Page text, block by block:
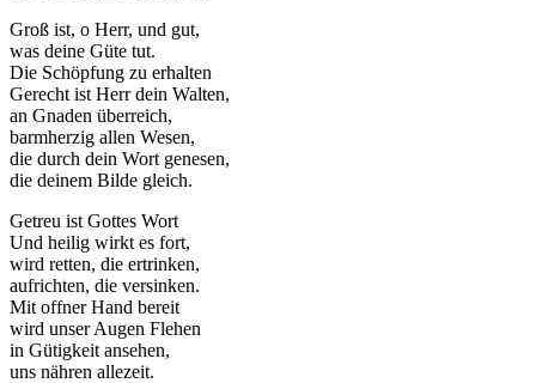
Groß ist, o Herr, und gut,
was deine Güte tut.
Die Schöpfung zu erhalten
Gerecht ist Herr dein Walten,
an Gnaden überreich,
barmherzig allen Wesen,
die durch dein Wort genesen,
die deinem Bilde gleich.
Getreu ist Gottes Wort
Und heilig wirkt es fort,
wird retten, die ertrinken,
aufrichten, die versinken.
Mit offner Hand bereit
wird unser Augen Flehen
in Gütigkeit ansehen,
uns nähren allezeit.